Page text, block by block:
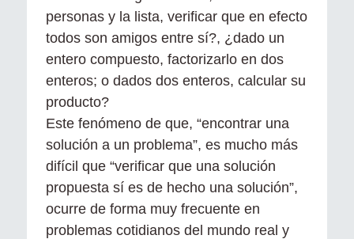
personas y la lista, verificar que en efecto
todos son amigos entre sí?, ¿dado un
entero compuesto, factorizarlo en dos
enteros; o dados dos enteros, calcular su
producto?
Este fenómeno de que, “encontrar una
solución a un problema”, es mucho más
difícil que “verificar que una solución
propuesta sí es de hecho una solución”,
ocurre de forma muy frecuente en
problemas cotidianos del mundo real y